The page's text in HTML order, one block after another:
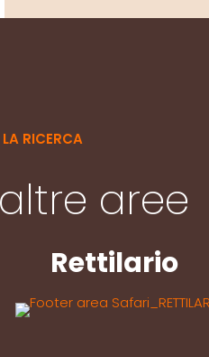
RICERCA
aree
Rettilario